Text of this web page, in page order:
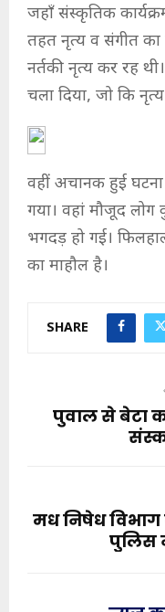
जहाँ संस्कृतिक
तहत नृत्य व संगीत का
नर्तकी नृत्य कर रह
चला दिया, जो कि
वहीं अचानक हुई
गया। वहां मौजूद
भगदड़ हो गई।
का माहौल है।
SHARE
पुवाल से बेटा
मध निषेध विभाग
पुलिस